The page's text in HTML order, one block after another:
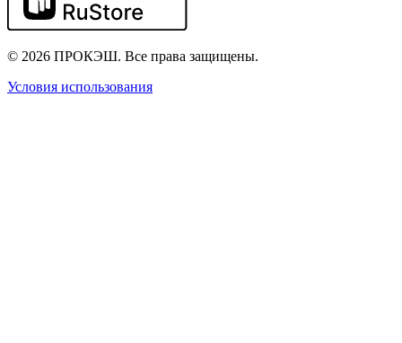
© 2026 ПРОКЭШ. Все права защищены.
Условия использования